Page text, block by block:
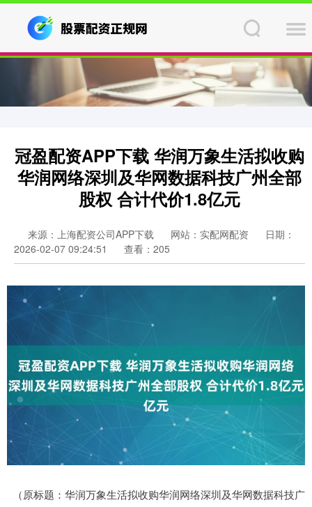
冠盈配资APP下载 华润万象生活拟收购
华润网络深圳及华网数据科技广州全部
股权 合计代价1.8亿元
来源：上海配资公司APP下载 网站：实配网配资
日期：
2026-02-07 09:24:51
查看：205
（原标题：华润万象生活拟收购华润网络深圳及华网数据科技广